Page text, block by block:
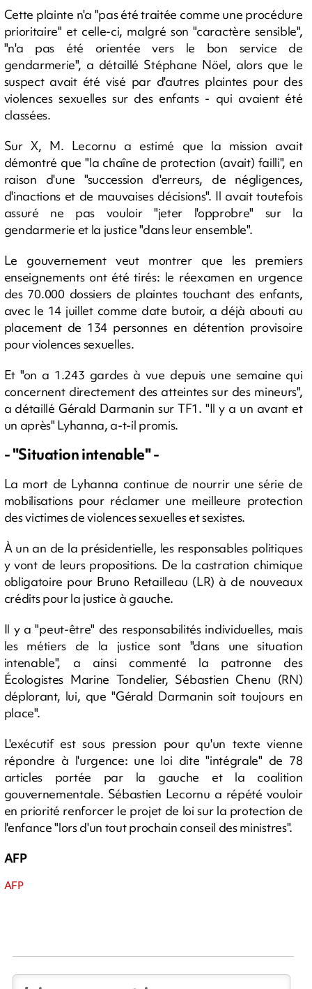
Cette plainte n'a "pas été traitée comme une procédure
prioritaire" et celle-ci, malgré son "caractère sensible",
"n'a pas été orientée vers le bon service de
gendarmerie", a détaillé Stéphane Nöel, alors que le
suspect avait été visé par d'autres plaintes pour des
violences sexuelles sur des enfants - qui avaient été
classées.
Sur X, M. Lecornu a estimé que la mission avait
démontré que "la chaîne de protection (avait) failli", en
raison d'une "succession d'erreurs, de négligences,
d'inactions et de mauvaises décisions". Il avait toutefois
assuré ne pas vouloir "jeter l'opprobre" sur la
gendarmerie et la justice "dans leur ensemble".
Le gouvernement veut montrer que les premiers
enseignements ont été tirés: le réexamen en urgence
des 70.000 dossiers de plaintes touchant des enfants,
avec le 14 juillet comme date butoir, a déjà abouti au
placement de 134 personnes en détention provisoire
pour violences sexuelles.
Et "on a 1.243 gardes à vue depuis une semaine qui
concernent directement des atteintes sur des mineurs",
a détaillé Gérald Darmanin sur TF1. "Il y a un avant et
un après" Lyhanna, a-t-il promis.
- "Situation intenable" -
La mort de Lyhanna continue de nourrir une série de
mobilisations pour réclamer une meilleure protection
des victimes de violences sexuelles et sexistes.
À un an de la présidentielle, les responsables politiques
y vont de leurs propositions. De la castration chimique
obligatoire pour Bruno Retailleau (LR) à de nouveaux
crédits pour la justice à gauche.
Il y a "peut-être" des responsabilités individuelles, mais
les métiers de la justice sont "dans une situation
intenable", a ainsi commenté la patronne des
Écologistes Marine Tondelier, Sébastien Chenu (RN)
déplorant, lui, que "Gérald Darmanin soit toujours en
place".
L'exécutif est sous pression pour qu'un texte vienne
répondre à l'urgence: une loi dite "intégrale" de 78
articles portée par la gauche et la coalition
gouvernementale. Sébastien Lecornu a répété vouloir
en priorité renforcer le projet de loi sur la protection de
l'enfance "lors d'un tout prochain conseil des ministres".
AFP
AFP